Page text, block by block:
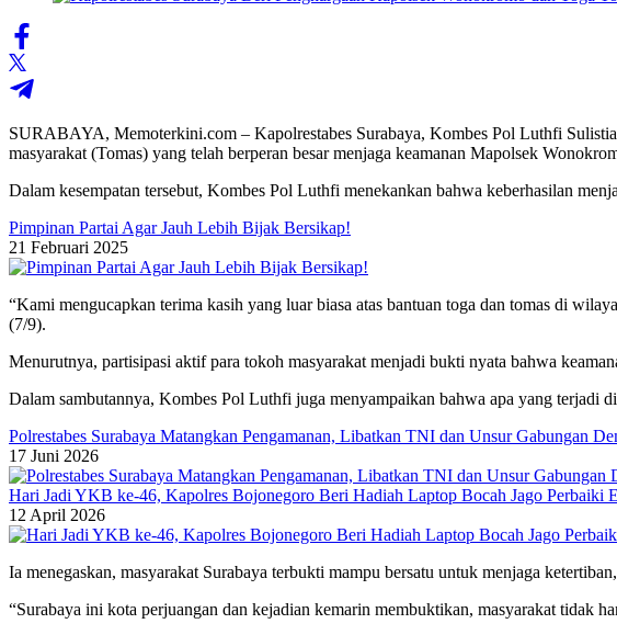
SURABAYA, Memoterkini.com – Kapolrestabes Surabaya, Kombes Pol Luthfi
masyarakat (Tomas) yang telah berperan besar menjaga keamanan Mapolsek
Dalam kesempatan tersebut, Kombes Pol Luthfi menekankan bahwa keberhasilan
Pimpinan Partai Agar Jauh Lebih Bijak Bersikap!
21 Februari 2025
“Kami mengucapkan terima kasih yang luar biasa atas bantuan toga dan tomas di
(7/9).
Menurutnya, partisipasi aktif para tokoh masyarakat menjadi bukti nyata bahwa
Dalam sambutannya, Kombes Pol Luthfi juga menyampaikan bahwa apa yang terjadi
Polrestabes Surabaya Matangkan Pengamanan, Libatkan TNI dan Unsur Gabungan
17 Juni 2026
Hari Jadi YKB ke-46, Kapolres Bojonegoro Beri Hadiah Laptop Bocah Jago Perbaiki
12 April 2026
Ia menegaskan, masyarakat Surabaya terbukti mampu bersatu untuk menjaga
“Surabaya ini kota perjuangan dan kejadian kemarin membuktikan, masyarakat tidak